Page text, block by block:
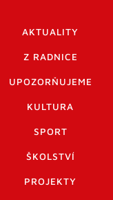
AKTUALITY
Z RADNICE
UPOZORŇUJEME
KULTURA
SPORT
ŠKOLSTVÍ
PROJEKTY